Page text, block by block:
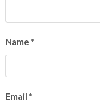
Name *
Email *